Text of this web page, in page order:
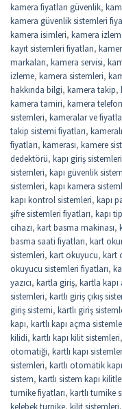
kamera fiyatları güvenlik,
kamera güvenlik sistemleri
kamera isimleri, kamera
kayıt sistemleri fiyatları,
markaları, kamera servisi,
izleme, kamera sistemleri,
hakkında bilgi, kamera takip,
kamera tamiri, kamera
sistemleri, kameralar ve
takip sistemi fiyatları,
fiyatları, kamerası, kamere
dedektörü, kapı giriş sistemleri
sistemleri, kapı güvenlik
sistemleri, kapı kamera
kapı kontrol sistemleri, kapı
şifre sistemleri fiyatları, kapı
cihazı, kart basma makinası,
basma saati fiyatları, kart
sistemleri, kart okuyucu, kart
okuyucu sistemleri fiyatları,
yazıcı, kartla giriş, kartla kapı
sistemleri, kartlı giriş çıkış
giriş sistemi, kartlı giriş
kapı, kartlı kapı açma
kilidi, kartlı kapı kilit sistemleri,
otomatiği, kartlı kapı
sistemleri, kartlı otomatik
sistem, kartlı sistem kapı
turnike fiyatları, kartlı turnike
kelebek turnike, kilit sistemleri,